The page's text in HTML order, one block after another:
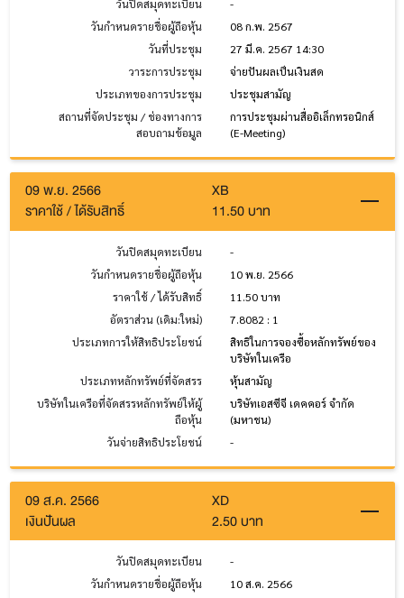
วันปิดสมุดทะเบียน
-
วันกำหนดรายชื่อผู้ถือหุ้น
08 ก.พ. 2567
วันที่ประชุม
27 มี.ค. 2567 14:30
วาระการประชุม
จ่ายปันผลเป็นเงินสด
ประเภทของการประชุม
ประชุมสามัญ
สถานที่จัดประชุม / ช่องทางการ
สอบถามข้อมูล
การประชุมผ่านสื่ออิเล็กทรอนิกส์
(E-Meeting)
09 พ.ย. 2566
XB
ราคาใช้ / ได้รับสิทธิ์
11.50 บาท
วันปิดสมุดทะเบียน
-
วันกำหนดรายชื่อผู้ถือหุ้น
10 พ.ย. 2566
ราคาใช้ / ได้รับสิทธิ์
11.50 บาท
อัตราส่วน (เดิม:ใหม่)
7.8082 : 1
ประเภทการให้สิทธิประโยชน์
สิทธิในการจองซื้อหลักทรัพย์ของ
บริษัทในเครือ
ประเภทหลักทรัพย์ที่จัดสรร
หุ้นสามัญ
บริษัทในเครือที่จัดสรรหลักทรัพย์ให้ผู้
ถือหุ้น
บริษัทเอสซีจี เดคคอร์ จำกัด
(มหาชน)
วันจ่ายสิทธิประโยชน์
-
09 ส.ค. 2566
XD
เงินปันผล
2.50 บาท
วันปิดสมุดทะเบียน
-
วันกำหนดรายชื่อผู้ถือหุ้น
10 ส.ค. 2566